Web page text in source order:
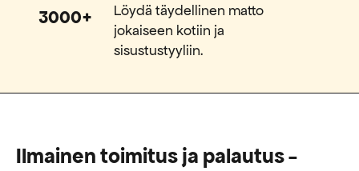
3000+
Löydä täydellinen matto
jokaiseen kotiin ja
sisustustyyliin.
Ilmainen toimitus ja palautus -